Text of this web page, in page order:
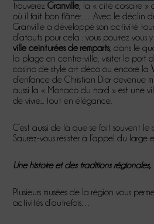
trouverez Granville , la « cité corsaire
où il fait bon flâner… Avec le déclin
Granville a développé son activité
d’atouts pour cela : vous pourrez vous
ville ceinturées de remparts, dans le
la plage en centre-ville, visiter le port
casino de style art déco ou encore la
d’enfance de Christian Dior devenue
aussi la « Monaco du nord » est une
de vivre... tout en élégance.
C’est aussi de là que se fait souvent le
Saurez-vous résister à l’appel du large
Une histoire et des traditions
Plusieurs musées de la région vous
activités d’autrefois…